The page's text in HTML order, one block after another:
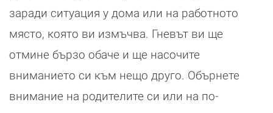
заради ситуация у дома или на работното
място, която ви измъчва. Гневът ви ще
отмине бързо обаче и ще насочите
вниманието си към нещо друго. Обърнете
внимание на родителите си или на по-